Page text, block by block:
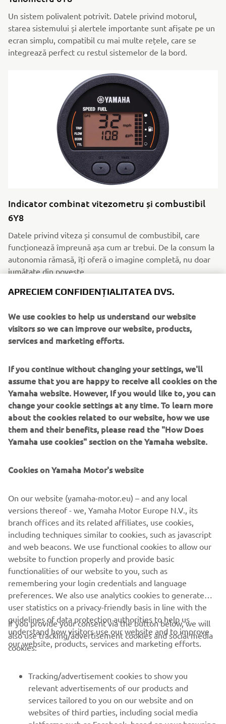
Un sistem polivalent potrivit. Datele privind motorul,
starea sistemului și alertele importante sunt afișate pe un
ecran simplu, compatibil cu mai multe rețele, care se
integrează perfect cu restul sistemelor de la bord.
Indicator combinat vitezometru și combustibil
6Y8
Datele privind viteza și consumul de combustibil, care
funcționează împreună așa cum ar trebui. De la consum la
autonomia rămasă, îți oferă o imagine completă, nu doar
jumătate din poveste.
Tahometru digital 6VM
Ai acces la toate datele statistice de care are nevoie orice
informațiile esențiale despre motor în prim-plan. Turația,
asieta, consumul de combustibil, tensiunea și alertele sunt
actualizează în timp real, așa că nu vei rămâne niciodată cu
întrebarea ce se întâmplă sub capotă.
GĂSEȘTE CEL MAI APROPIAT DISTRIBUITOR
CORPORATE
MAI MULTE YAMAHA
APRECIEM CONFIDENȚIALITATEA DVS.
We use cookies to help us understand our website
visitors so we can improve our website, products,
services and marketing efforts.
If you continue without changing your settings, we'll
assume that you are happy to receive all cookies on the
Yamaha website. However, If you would like to, you can
change your cookie settings at any time. To learn more
about the cookies related to our website, how we use
them and their benefits, please read the "How Does
Yamaha use cookies" section on the Yamaha website.
Cookies on Yamaha Motor's website
On our website (yamaha-motor.eu) – and any local
versions thereof - we, Yamaha Motor Europe N.V., its
branch offices and its related affiliates, use cookies,
including techniques similar to cookies, such as javascript
and web beacons. We use functional cookies to allow our
website to function properly and provide basic
functionalities of our website to you, such as
remembering your login credentials and language
preferences. We also use analytics cookies to generate
user statistics on a privacy-friendly basis in line with the
guidelines of data protection authorities to help us
understand how visitors use our website and to improve
our website, products, services and marketing efforts.
If you provide your consent via the button below, we will
also use tracking/advertisement cookies and social media
cookies:
Tracking/advertisement cookies to show you
relevant advertisements of our products and
services tailored to you on our website and on
websites of third parties, including social media